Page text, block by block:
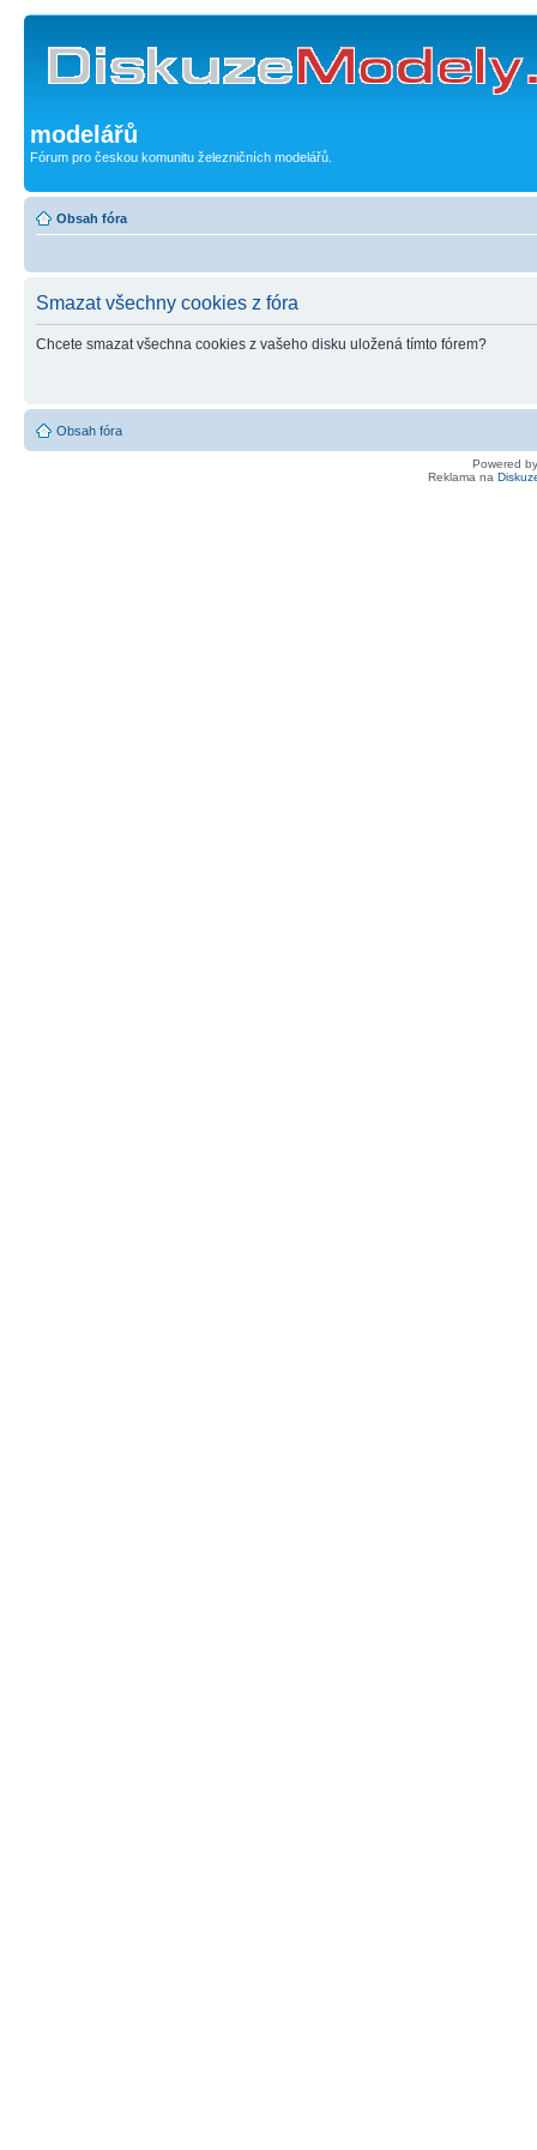
modelářů
Fórum pro českou komunitu železničních modelářů.
Obsah fóra
Smazat všechny cookies z fóra
Chcete smazat všechna cookies z vašeho disku uložená tímto fórem?
Obsah fóra
Powered
Reklama na